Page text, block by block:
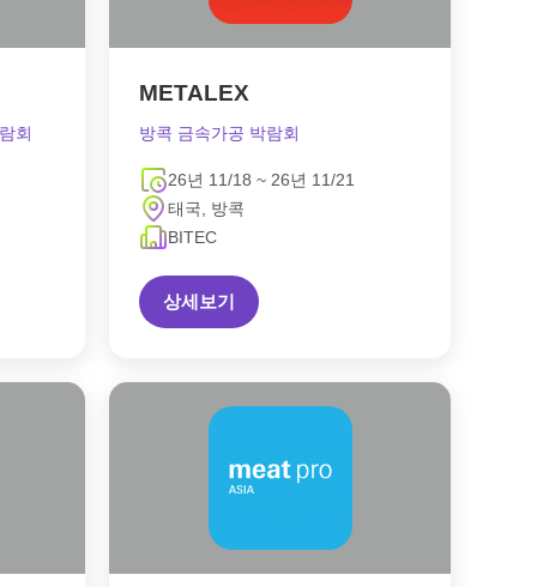
회
METALEX
방콕 금속가공 박람회
26년 11/18 ~ 26년 11/21
태국, 방콕
BITEC
상세보기